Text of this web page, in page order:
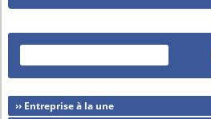
›› Entreprise à la une